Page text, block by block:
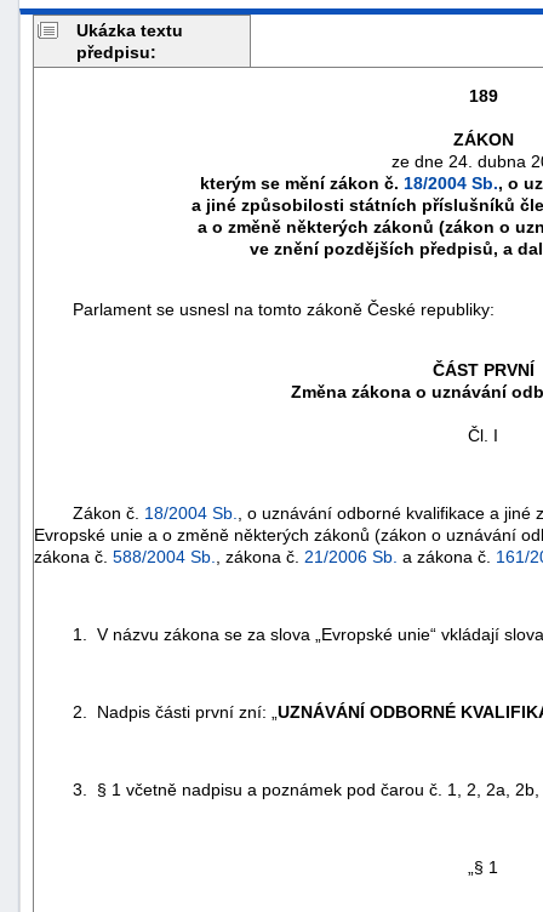
Ukázka textu
předpisu:
189
ZÁKON
ze dne 24. dubna
kterým se mění zákon č. 18/2004 Sb., o
a jiné způsobilosti státních příslušníků
a o změně některých zákonů (zákon o
ve znění pozdějších předpisů, a
Parlament se usnesl na tomto zákoně České republiky:
ČÁST PRVNÍ
Změna zákona o uznávání
Čl. I
Zákon č. 18/2004 Sb.
, o uznávání odborné kvalifikace a
Evropské unie a o změně některých zákonů (zákon o uznávání
zákona č. 588/2004 Sb. , zákona č. 21/2006 Sb. a zákona č. 161/
1. V názvu zákona se za slova „Evropské unie“ vkládají slova
2. Nadpis části první zní: „ UZNÁVÁNÍ ODBORNÉ
3. § 1 včetně nadpisu a poznámek pod čarou č. 1, 2, 2a, 2b,
„§ 1
náhrady
škody